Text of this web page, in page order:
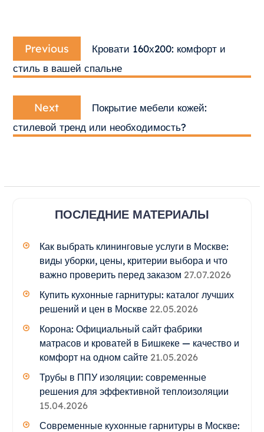
Навигация
по
записям
Previous
Previous
post:
Кровати 160х200: комфорт и
стиль в вашей спальне
Next
Next
post:
Покрытие мебели кожей:
стилевой тренд или необходимость?
ПОСЛЕДНИЕ МАТЕРИАЛЫ
Как выбрать клининговые услуги в Москве:
виды уборки, цены, критерии выбора и что
важно проверить перед заказом 27.07.2026
Купить кухонные гарнитуры: каталог лучших
решений и цен в Москве 22.05.2026
Корона: Официальный сайт фабрики
матрасов и кроватей в Бишкеке — качество и
комфорт на одном сайте 21.05.2026
Трубы в ППУ изоляции: современные
решения для эффективной теплоизоляции
15.04.2026
Современные кухонные гарнитуры в Москве: